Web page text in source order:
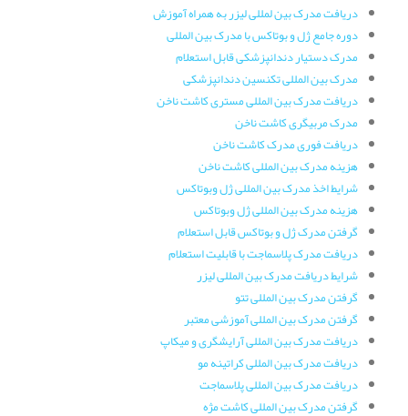
دریافت مدرک بین لمللی لیزر به همراه آموزش
دوره جامع ژل و بوتاکس با مدرک بین المللی
مدرک دستیار دندانپزشکی قابل استعلام
مدرک بین المللی تکنسین دندانپزشکی
دریافت مدرک بین المللی مستری کاشت ناخن
مدرک مربیگری کاشت ناخن
دریافت فوری مدرک کاشت ناخن
هزینه مدرک بین المللی کاشت ناخن
شرایط اخذ مدرک بین المللی ژل وبوتاکس
هزینه مدرک بین المللی ژل وبوتاکس
گرفتن مدرک ژل و بوتاکس قابل استعلام
دریافت مدرک پلاسماجت با قابلیت استعلام
شرایط دریافت مدرک بین المللی لیزر
گرفتن مدرک بین المللی تتو
گرفتن مدرک بین المللی آموزشی معتبر
دریافت مدرک بین المللی آرایشگری و میکاپ
دریافت مدرک بین المللی کراتینه مو
دریافت مدرک بین المللی پلاسماجت
گرفتن مدرک بین المللی کاشت مژه